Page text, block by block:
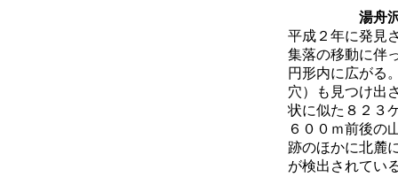
湯舟
平成２年に発見
集落の移動に伴
円形内に広がる
穴）も見つけ出
状に似た８２３
６００ｍ前後の
跡のほかに北麓
が検出されてい